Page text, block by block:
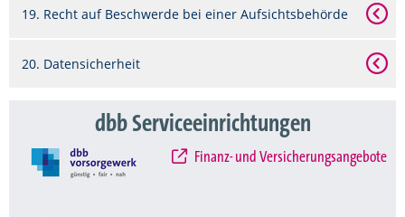
19. Recht auf Beschwerde bei einer Aufsichtsbehörde
20. Datensicherheit
dbb Serviceeinrichtungen
Finanz- und Versicherungsangebote